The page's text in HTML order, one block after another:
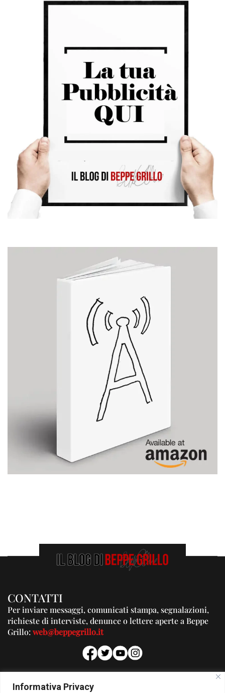
Informativa Privacy
CONTATTI
Per inviare messaggi, comunicati stampa, segnalazioni,
richieste di interviste, denunce o lettere aperte a Beppe
Grillo:web@beppegrillo.it
PUBBLICITA'